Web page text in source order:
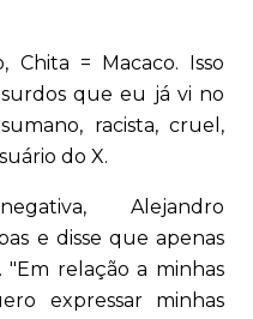
Chita = Macaco. Isso
que eu já vi no
racista, cruel,
do X.
Alejandro
e disse que apenas
relação a minhas
expressar minhas